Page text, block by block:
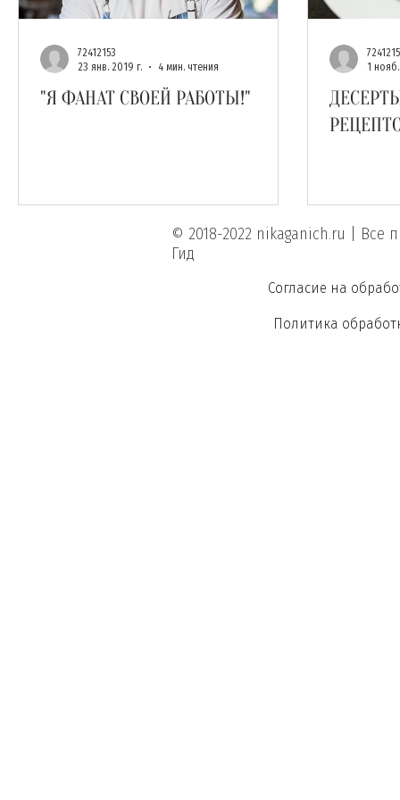
"Я ФАНАТ СВОЕЙ РАБОТЫ!"
72412153
23 янв. 2019 г.
4 мин. чтения
ДЕСЕРТЫ
1
© 2018-2022 nikaganich.ru | Все
Гид
Согласие на
Политика